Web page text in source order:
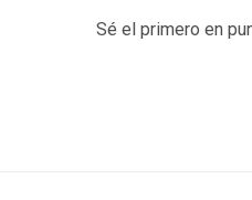
Sé el primero en